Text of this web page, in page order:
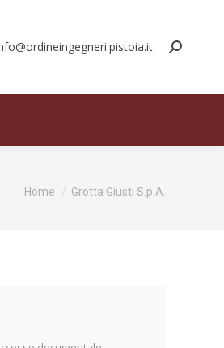
Tu sei qui:
Home Grotta Giusti S.p.A.